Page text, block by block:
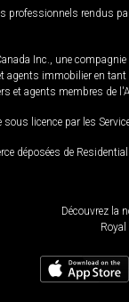
rendus
Inc., une
immobilier en
et agents membres de
sous licence par les
déposées de
Découvrez la
Royal